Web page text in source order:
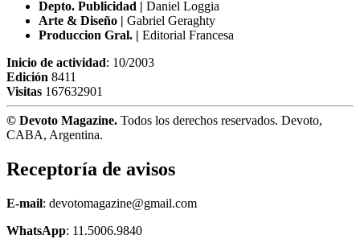
Depto. Publicidad | Daniel Loggia
Arte & Diseño | Gabriel Geraghty
Produccion Gral. | Editorial Francesa
Inicio de actividad: 10/2003
Edición 8411
Visitas 167632901
© Devoto Magazine. Todos los derechos reservados. Devoto,
CABA, Argentina.
Receptoría de avisos
E-mail: devotomagazine@gmail.com
WhatsApp: 11.5006.9840